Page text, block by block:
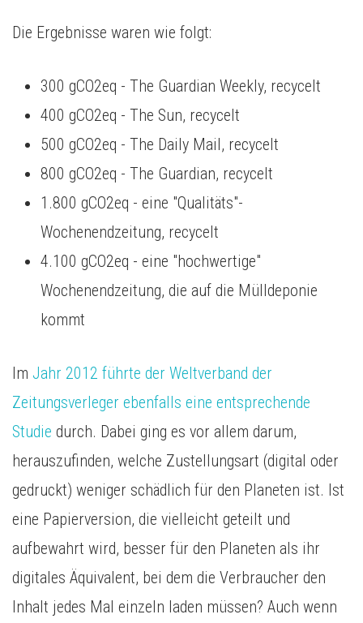
Die Ergebnisse waren wie folgt:
300 gCO2eq - The Guardian Weekly, recycelt
400 gCO2eq - The Sun, recycelt
500 gCO2eq - The Daily Mail, recycelt
800 gCO2eq - The Guardian, recycelt
1.800 gCO2eq - eine "Qualitäts"-
Wochenendzeitung, recycelt
4.100 gCO2eq - eine "hochwertige"
Wochenendzeitung, die auf die Mülldeponie
kommt
Im Jahr 2012 führte der Weltverband der
Zeitungsverleger ebenfalls eine entsprechende
Studie durch. Dabei ging es vor allem darum,
herauszufinden, welche Zustellungsart (digital oder
gedruckt) weniger schädlich für den Planeten ist. Ist
eine Papierversion, die vielleicht geteilt und
aufbewahrt wird, besser für den Planeten als ihr
digitales Äquivalent, bei dem die Verbraucher den
Inhalt jedes Mal einzeln laden müssen? Auch wenn